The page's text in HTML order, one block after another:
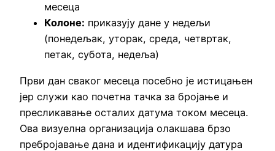
месеца
Колоне: приказују дане у недељи
(понедељак, уторак, среда, четвртак,
петак, субота, недеља)
Први дан сваког месеца посебно је истицањен
јер служи као почетна тачка за бројање и
пресликавање осталих датума током месеца.
Ова визуелна организација олакшава брзо
пребројавање дана и идентификацију датура